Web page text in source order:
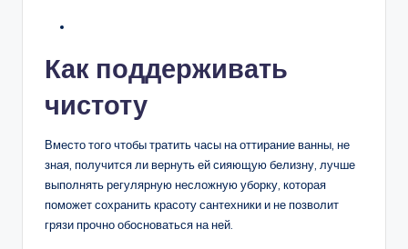
Как поддерживать
чистоту
Вместо того чтобы тратить часы на оттирание ванны, не
зная, получится ли вернуть ей сияющую белизну, лучше
выполнять регулярную несложную уборку, которая
поможет сохранить красоту сантехники и не позволит
грязи прочно обосноваться на ней.